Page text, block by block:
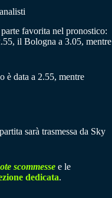
favorita nel pronostico:
il Bologna a 3.05, mentre
è data a 2.55, mentre
sarà trasmessa da Sky
scommesse e le
dedicata.